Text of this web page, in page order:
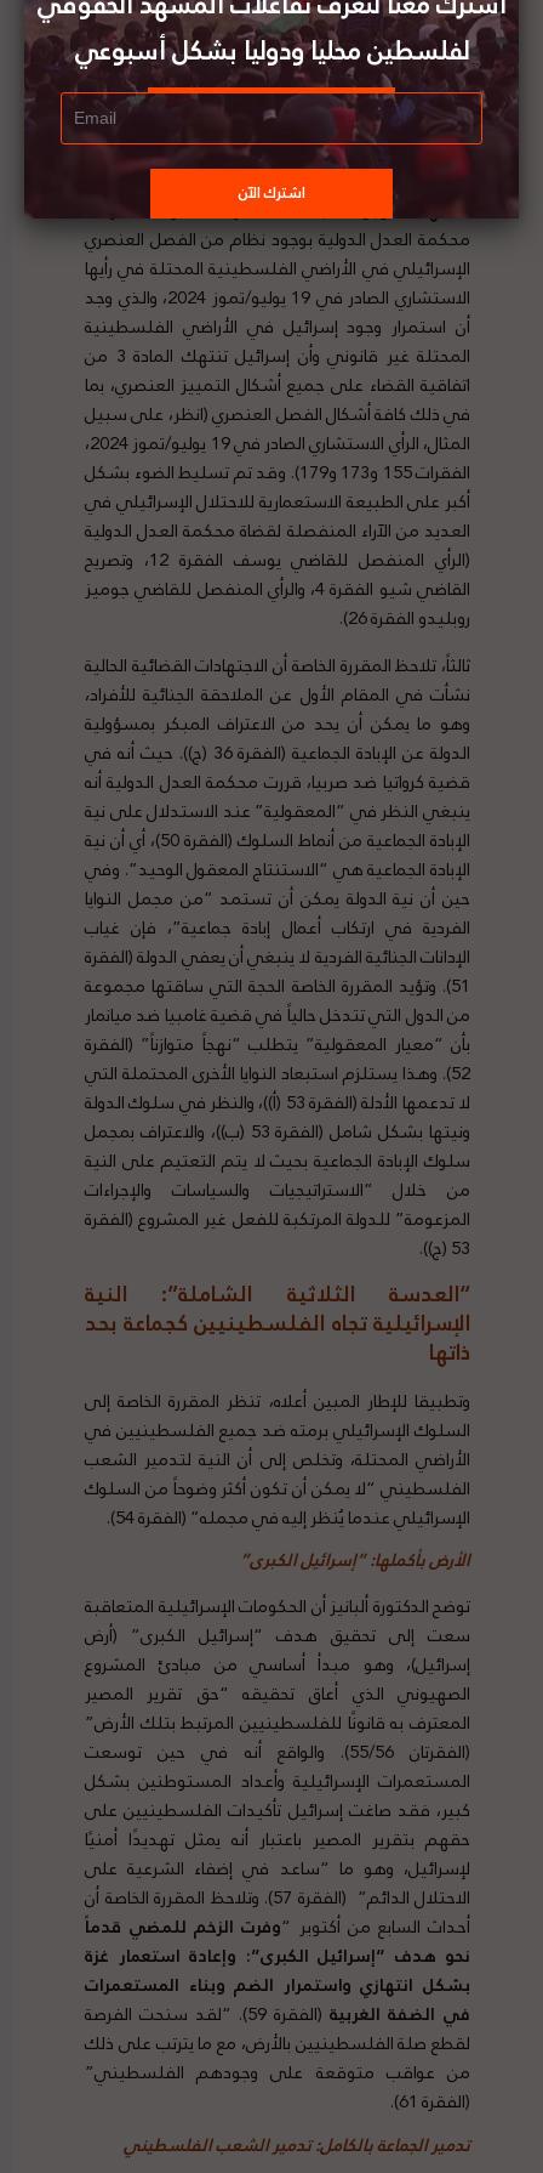
وتجادل المقررة الخاصة أنه في السياق الاستعماري
الاستيطاني، ينبغي اعتبار السلوك الذي يؤدي إلى
فصل السكان الأصليين عن أرضهم ــ كالتهجير القسري،
على سبيل المثال ــ مؤشرات مهمة على نية محددة
تستهدف وجود الجماعة
محكمة العدل الدولية بوجود نظام من الفصل العنصري
الإسرائيلي في الأراضي الفلسطينية المحتلة في رأيها
الاستشاري الصادر في 19 يوليو/تموز 2024، والذي وجد
أن استمرار وجود إسرائيل في الأراضي الفلسطينية
المحتلة غير قانوني وأن إسرائيل تنتهك المادة 3 من
اتفاقية القضاء على جميع أشكال التمييز العنصري، بما
في ذلك كافة أشكال الفصل العنصري (انظر، على سبيل
المثال، الرأي الاستشاري الصادر في 19 يوليو/تموز 2024،
الفقرات 155 و173 و179). وقد تم تسليط الضوء بشكل
أكبر على الطبيعة الاستعمارية للاحتلال الإسرائيلي في
العديد من الآراء المنفصلة لقضاة محكمة العدل الدولية
(الرأي المنفصل للقاضي يوسف الفقرة 12، وتصريح
القاضي شيو الفقرة 4، والرأي المنفصل للقاضي جوميز
روبليدو الفقرة 26).
ثالثاً، تلاحظ المقررة الخاصة أن الاجتهادات القضائية الحالية
نشأت في المقام الأول عن الملاحقة الجنائية للأفراد،
وهو ما يمكن أن يحد من الاعتراف المبكر بمسؤولية
الدولة عن الإبادة الجماعية (الفقرة 36 ​​(ج)). حيث أنه في
قضية كرواتيا ضد صربيا، قررت محكمة العدل الدولية أنه
ينبغي النظر في “المعقولية” عند الاستدلال على نية
الإبادة الجماعية من أنماط السلوك (الفقرة 50)، أي أن نية
الإبادة الجماعية هي “الاستنتاج المعقول الوحيد”. وفي
حين أن نية الدولة يمكن أن تستمد “من مجمل النوايا
الفردية في ارتكاب أعمال إبادة جماعية”، فإن غياب
الإدانات الجنائية الفردية لا ينبغي أن يعفي الدولة (الفقرة
51). وتؤيد المقررة الخاصة الحجة التي ساقتها مجموعة
من الدول التي تتدخل حالياً في قضية غامبيا ضد ميانمار
بأن “معيار المعقولية” يتطلب “نهجاً متوازناً” (الفقرة
52). وهذا يستلزم استبعاد النوايا الأخرى المحتملة التي
لا تدعمها الأدلة (الفقرة 53 (أ))، والنظر في سلوك الدولة
ونيتها بشكل شامل (الفقرة 53 (ب))، والاعتراف بمجمل
سلوك الإبادة الجماعية بحيث لا يتم التعتيم على النية
من خلال “الاستراتيجيات والسياسات والإجراءات
المزعومة” للدولة المرتكبة للفعل غير المشروع (الفقرة
53 (ج)).
“العدسة الثلاثية الشاملة”: النية
الإسرائيلية تجاه الفلسطينيينكجماعة بحد
ذاتها
وتطبيقا للإطار المبين أعلاه، تنظر المقررة الخاصة إلى
السلوك الإسرائيلي برمته ضد جميع الفلسطينيين في
الأراضي المحتلة، وتخلص إلى أن النية لتدمير الشعب
الفلسطيني “لا يمكن أن تكون أكثر وضوحاً من السلوك
الإسرائيلي عندما يُنظر إليه في مجمله” (الفقرة 54).
الأرض بأكملها: “إسرائيل الكبرى”
توضح الدكتورة ألبانيز أن الحكومات الإسرائيلية المتعاقبة
سعت إلى تحقيق هدف “إسرائيل الكبرى” (أرض
إسرائيل)، وهو مبدأ أساسي من مبادئ المشروع
الصهيوني الذي أعاق تحقيقه “حق تقرير المصير
المعترف به قانونًا للفلسطينيين المرتبط بتلك الأرض”
(الفقرتان 55/56). والواقع أنه في حين توسعت
المستعمرات الإسرائيلية وأعداد المستوطنين بشكل
كبير، فقد صاغت إسرائيل تأكيدات الفلسطينيين على
حقهم بتقرير المصير باعتبار أنه يمثل تهديدًا أمنيًا
لإسرائيل، وهو ما “ساعد في إضفاء الشرعية على
الاحتلال الدائم” (الفقرة 57). وتلاحظ المقررة الخاصة أن
أحداث السابع من أكتوبر “وفرت الزخم للمضي قدماً
نحو هدف “إسرائيل الكبرى”: وإعادة استعمار غزة
بشكل انتهازي واستمرار الضم وبناء المستعمرات
في الضفة الغربية
(الفقرة 59). “لقد سنحت الفرصة
لقطع صلة الفلسطينيين بالأرض، مع ما يترتب على ذلك
من عواقب متوقعة على وجودهم الفلسطيني”
(الفقرة 61).
تدمير الجماعة بالكامل: تدمير الشعب الفلسطيني
لفلسطين محليا ودوليا بشكل أسبوعي